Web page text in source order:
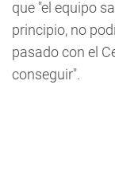
que "el equipo
principio, no
pasado con el
conseguir".